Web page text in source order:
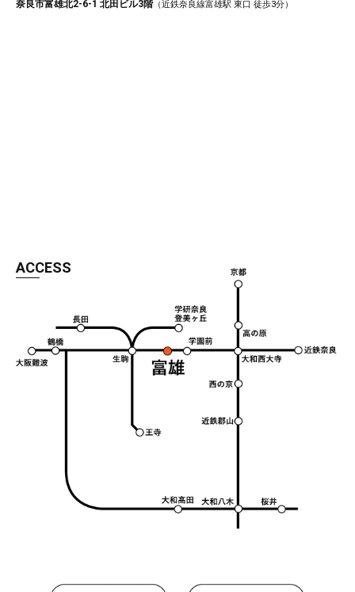
奈良市富雄北2-6-1 北田ビル3階（近鉄奈良線富雄駅 東口 徒歩3分）
ACCESS